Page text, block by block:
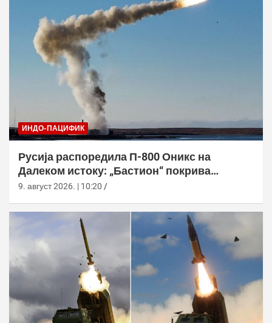
ИНДО-ПАЦИФИК
Русија распоредила П-800 Оникс на
Далеком истоку: „Бастион“ покрива
Куриле, Камчатку и Чукотку
9. август 2026. | 10:20